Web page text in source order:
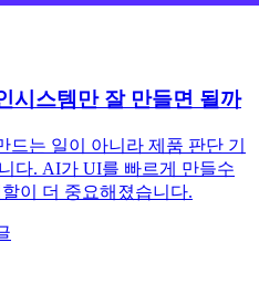
시스템만 잘 만들면 될까
는 일이 아니라 제품 판단 기
다. AI가 UI를 빠르게 만들수
이 더 중요해졌습니다.